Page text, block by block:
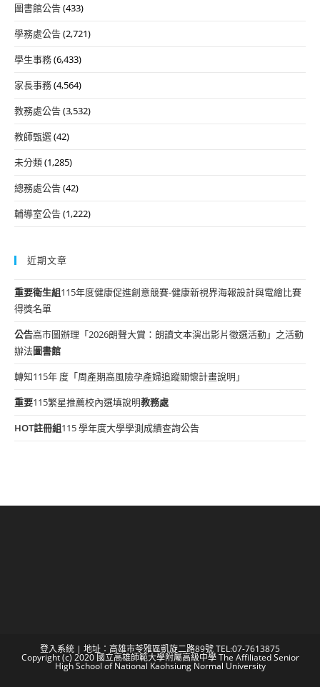
圖書館公告(433)
學務處公告(2,721)
學生事務(6,433)
家長事務(4,564)
教務處公告(3,532)
教師甄選(42)
未分類(1,285)
總務處公告(42)
輔導室公告(1,222)
近期文章
重要衛生組115年度健康促進創意競賽-健康新視界海報設計與電繪比賽
得獎名單
公告高市圖辦理「2026朗聲大賞：朗讀文本演出影片徵選活動」之活動
辦法圖書館
轉知115年 度「周產期高風險孕產婦追蹤關懷計畫說明」
重要115繁星推薦校內選填說明教務處
HOT註冊組115 學年度大學學測成績查詢公告
登入系統 | 地址：高雄市苓雅區凱旋二路89號 TEL:07-7613875
Copyright (c) 2020 國立高雄師範大學附屬高級中學 The Affiliated Senior
High School of National Kaohsiung Normal University